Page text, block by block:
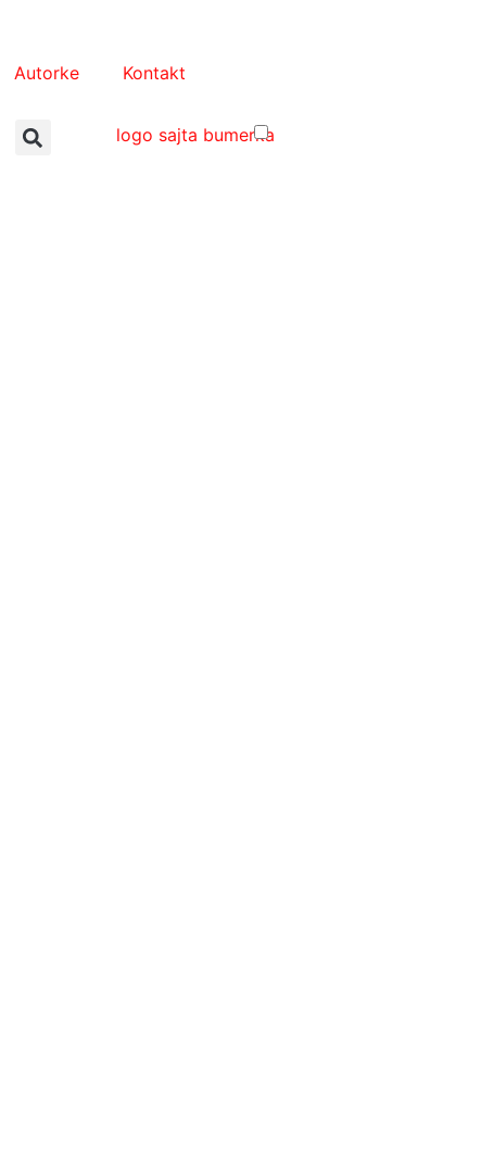
Autorke Kontakt